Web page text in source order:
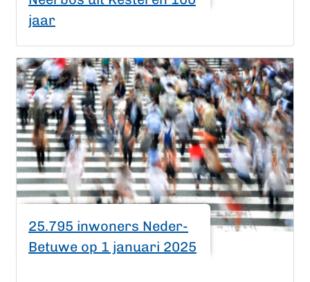
jaar
25.795 inwoners Neder-
Betuwe op 1 januari 2025